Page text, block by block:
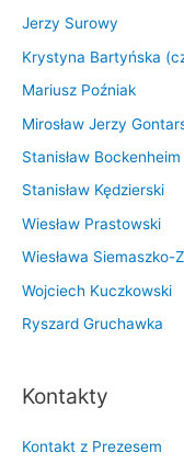
Jerzy Surowy
Krystyna Bartyńska
Mariusz Poźniak
Mirosław Jerzy
Stanisław Bockenheim
Stanisław Kędzierski
Wiesław Prastowski
Wiesława Siemaszko-
Wojciech Kuczkowski
Ryszard Gruchawka
Kontakty
Kontakt z Prezesem